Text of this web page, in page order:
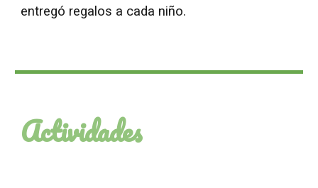
entregó regalos a cada niño.
Actividades